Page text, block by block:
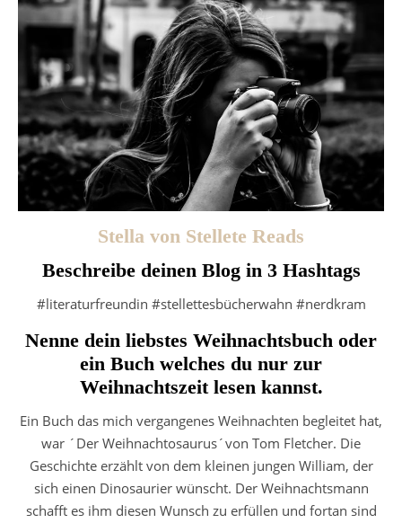
Stella von Stellete Reads
Beschreibe deinen Blog in 3 Hashtags
#literaturfreundin #stellettesbücherwahn #nerdkram
Nenne dein liebstes Weihnachtsbuch oder
ein Buch welches du nur zur
Weihnachtszeit lesen kannst.
Ein Buch das mich vergangenes Weihnachten begleitet hat,
war ´Der Weihnachtosaurus´von Tom Fletcher. Die
Geschichte erzählt von dem kleinen jungen William, der
sich einen Dinosaurier wünscht. Der Weihnachtsmann
schafft es ihm diesen Wunsch zu erfüllen und fortan sind